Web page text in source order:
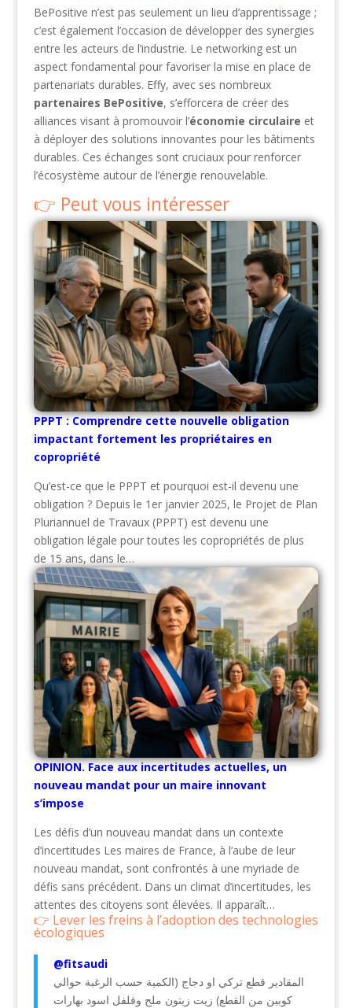
BePositive n’est pas seulement un lieu d’apprentissage ;
c’est également l’occasion de développer des synergies
entre les acteurs de l’industrie. Le networking est un
aspect fondamental pour favoriser la mise en place de
partenariats durables. Effy, avec ses nombreux
partenaires BePositive, s’efforcera de créer des
alliances visant à promouvoir l’économie circulaire et
à déployer des solutions innovantes pour les bâtiments
durables. Ces échanges sont cruciaux pour renforcer
l’écosystème autour de l’énergie renouvelable.
Peut vous intéresser
PPPT : Comprendre cette nouvelle obligation
impactant fortement les propriétaires en
copropriété
Qu’est-ce que le PPPT et pourquoi est-il devenu une
obligation ? Depuis le 1er janvier 2025, le Projet de Plan
Pluriannuel de Travaux (PPPT) est devenu une
obligation légale pour toutes les copropriétés de plus
de 15 ans, dans le…
OPINION. Face aux incertitudes actuelles, un
nouveau mandat pour un maire innovant
s’impose
Les défis d’un nouveau mandat dans un contexte
d’incertitudes Les maires de France, à l’aube de leur
nouveau mandat, sont confrontés à une myriade de
défis sans précédent. Dans un climat d’incertitudes, les
attentes des citoyens sont élevées. Il apparaît…
Lever les freins à l’adoption des technologies
écologiques
@fitsaudi
المقادير قطع تركي او دجاج (الكمية حسب الرغبة حوالي
كوبين من القطع) زيت زيتون ملح وفلفل اسود بهارات